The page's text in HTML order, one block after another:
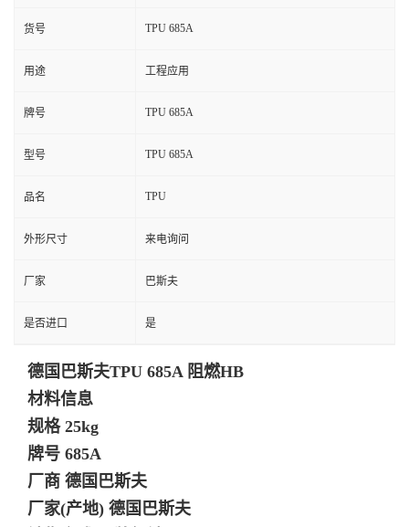
货号 TPU 685A
用途 工程应用
牌号 TPU 685A
型号 TPU 685A
品名 TPU
外形尺寸 来电询问
厂家 巴斯夫
是否进口 是
德国巴斯夫TPU 685A 阻燃HB
材料信息
规格 25kg
牌号 685A
厂商 德国巴斯夫
厂家(产地) 德国巴斯夫